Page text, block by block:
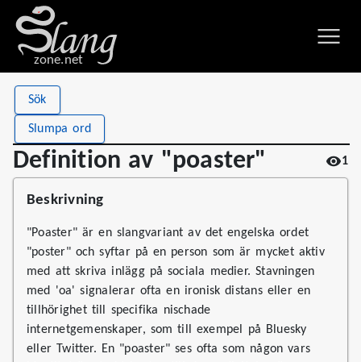
zone.net
Sök
Slumpa ord
Definition av "poaster" 1
Definition av "poaster"
Stat
Views
Definitions 1
Beskrivning
"Poaster" är en slangvariant av det engelska ordet
"poster" och syftar på en person som är mycket aktiv
med att skriva inlägg på sociala medier. Stavningen
med 'oa' signalerar ofta en ironisk distans eller en
tillhörighet till specifika nischade
internetgemenskaper, som till exempel på Bluesky
eller Twitter. En "poaster" ses ofta som någon vars